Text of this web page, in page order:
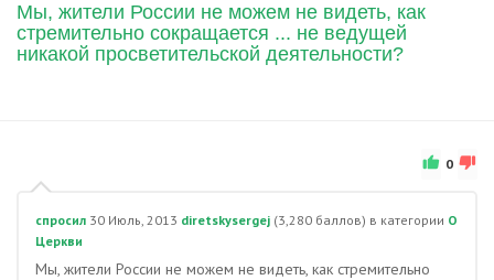
Мы, жители России не можем не видеть, как
стремительно сокращается ... не ведущей
никакой просветительской деятельности?
0
спросил 30 Июль, 2013 diretskysergej (3,280 баллов) в категории О
Церкви
Мы, жители России не можем не видеть, как стремительно